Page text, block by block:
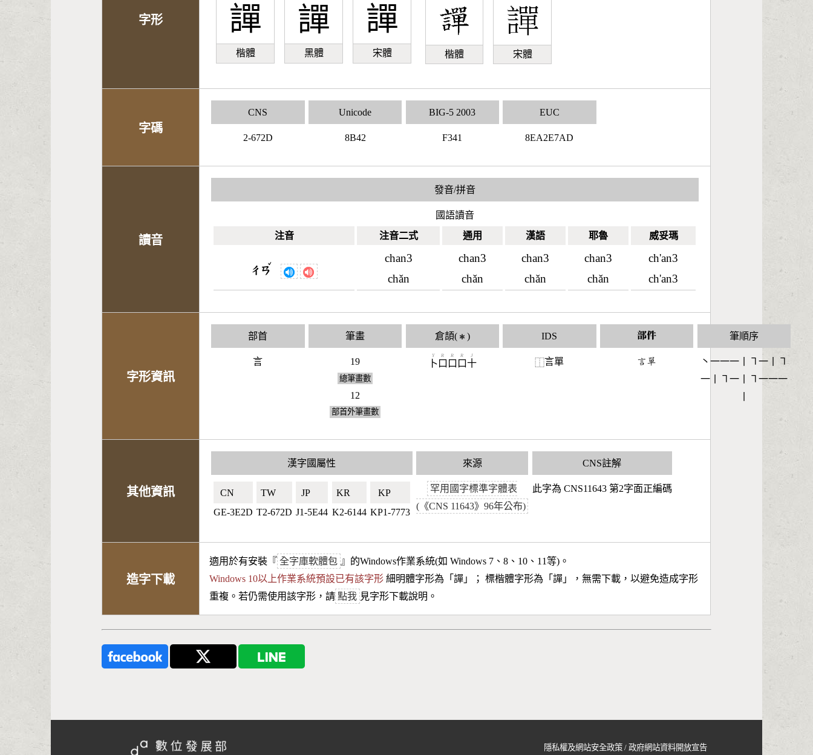
字形 譂
楷體
譂
黑體
譂
宋體 楷體 宋體
字碼
CNS
2-672D
Unicode
8B42
BIG-5 2003
F341
EUC
8EA2E7AD
讀音
發音/拼音
國語讀音
注音
注音二式 通用 漢語 耶魯 威妥瑪
ㄔㄢ
ˇ
chan3
chǎn
chan3
chǎn
chan3
chǎn
chan3
chǎn
ch'an3
ch'an3
字形資訊
部首
言
筆畫
19
總筆畫數
12
部首外筆畫數
倉頡( ✱ )
卜
Y
口
R
口
R
口
R
十
J
IDS
⿰言單
部件
󶆹󶇺
筆順序
丶一一一丨㇕一丨㇕
一丨㇕一丨㇕一一一
其他資訊
漢字國屬性
CN🇨🇳
GE-3E2D
TW🇹🇼
T2-672D
JP🇯🇵
J1-5E44
KR🇰🇷
K2-6144
KP🇰🇵
KP1-7773
來源
罕用國字標準字體表
(《CNS 11643》96年公布)
CNS註解
此字為 CNS11643 第2字面正編碼
造字下載
適用於有安裝『 全字庫軟體包 』的Windows作業系統(如 Windows 7、8、10、11等)。
Windows 10以上作業系統預設已有該字形 細明體字形為「譂 」； 標楷體字形為「譂 」，無需下載，以避免造成字形
重複。若仍需使用該字形，請 點我 見字形下載說明。
隱私權及網站安全政策 /政府網站資料開放宣告